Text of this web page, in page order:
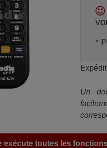
*
Un
exécute toutes les